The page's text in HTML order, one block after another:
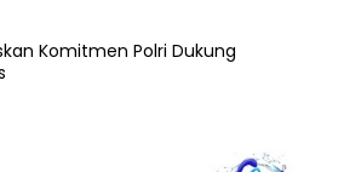
Komitmen Polri Dukung